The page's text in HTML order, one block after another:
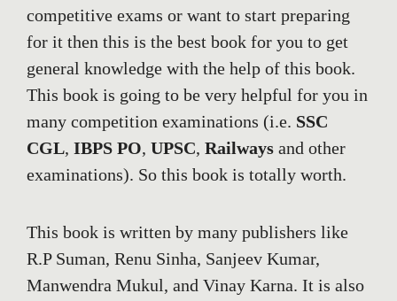
competitive exams or want to start preparing
for it then this is the best book for you to get
general knowledge with the help of this book.
This book is going to be very helpful for you in
many competition examinations (i.e. SSC
CGL, IBPS PO, UPSC, Railways and other
examinations). So this book is totally worth.
This book is written by many publishers like
R.P Suman, Renu Sinha, Sanjeev Kumar,
Manwendra Mukul, and Vinay Karna. It is also